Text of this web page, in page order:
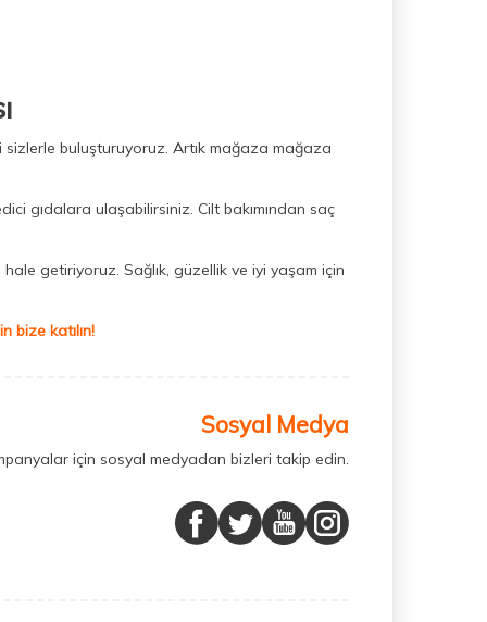
sizlerle buluşturuyoruz. Artık mağaza mağaza
gıdalara ulaşabilirsiniz. Cilt bakımından saç
getiriyoruz. Sağlık, güzellik ve iyi yaşam için
bize katılın!
Sosyal Medya
için sosyal medyadan bizleri takip edin.